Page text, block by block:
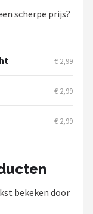
scherpe prijs?
€ 2,99
€ 2,99
€ 2,99
bekeken door